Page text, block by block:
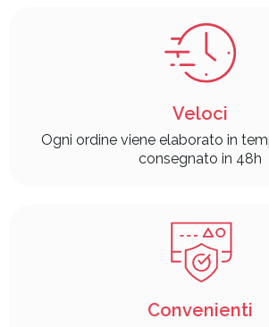
Veloci
Ogni ordine viene elaborato in
consegnato in 48h
Convenienti